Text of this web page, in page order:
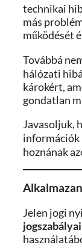
technikai
más
működését
Továbbá
hálózati
károkért,
gondatlan
Javasoljuk,
információk
hoznának
Jelen jogi
jogszabályai